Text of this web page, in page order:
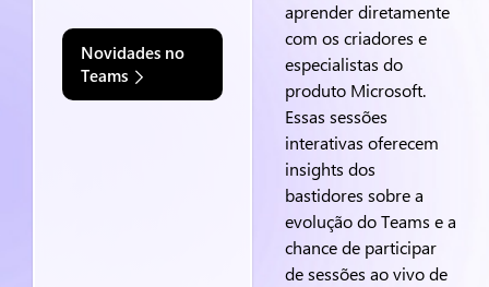
Novidades no
Teams
aprender diretamente
com os criadores e
especialistas do
produto Microsoft.
Essas sessões
interativas oferecem
insights dos
bastidores sobre a
evolução do Teams e a
chance de participar
de sessões ao vivo de